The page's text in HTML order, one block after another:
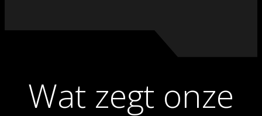
Wat zegt onze